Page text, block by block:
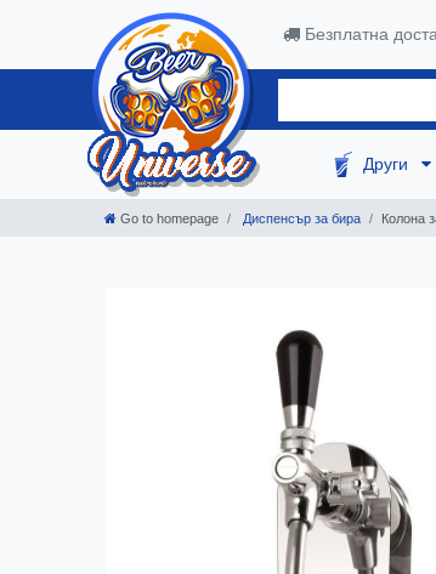
Безплатна
Други
Go to homepage Диспенсър за бира Колона